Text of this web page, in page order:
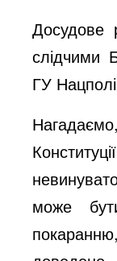
Досудове
слідчими
ГУ
може